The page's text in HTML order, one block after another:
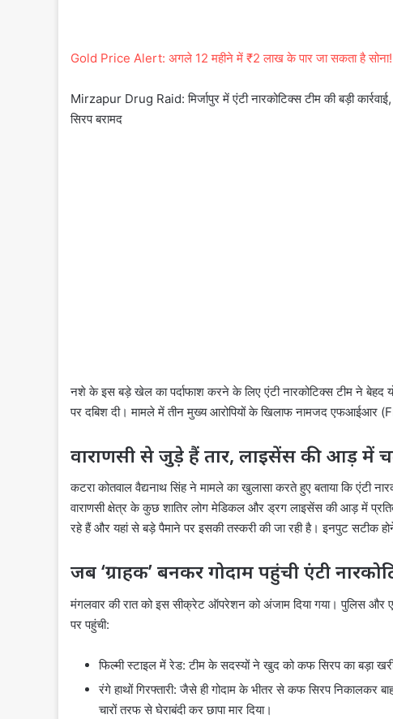
Gold Price Alert: अगले 12 महीने में ₹2 लाख के पार जा सकता है सोना!
Mirzapur Drug Raid: मिर्जापुर में एंटी नारकोटिक्स टीम की बड़ी
सिरप बरामद
नशे के इस बड़े खेल का पर्दाफाश करने के लिए एंटी नारकोटिक्स टीम ने बेहद
पर दबिश दी। मामले में तीन मुख्य आरोपियों के खिलाफ नामजद एफआईआर
वाराणसी से जुड़े हैं तार, लाइसेंस की आड़ में
कटरा कोतवाल वैद्यनाथ सिंह ने मामले का खुलासा करते हुए बताया कि एंटी
वाराणसी क्षेत्र के कुछ शातिर लोग मेडिकल और ड्रग लाइसेंस की आड़ में
रहे हैं और यहां से बड़े पैमाने पर इसकी तस्करी की जा रही है। इनपुट सटीक
जब ‘ग्राहक’ बनकर गोदाम पहुंची एंटी
मंगलवार की रात को इस सीक्रेट ऑपरेशन को अंजाम दिया गया। पुलिस और
पर पहुंची:
फिल्मी स्टाइल में रेड: टीम के सदस्यों ने खुद को कफ सिरप का बड़ा
रंगे हाथों गिरफ्तारी: जैसे ही गोदाम के भीतर से कफ सिरप निकालकर
चारों तरफ से घेराबंदी कर छापा मार दिया।